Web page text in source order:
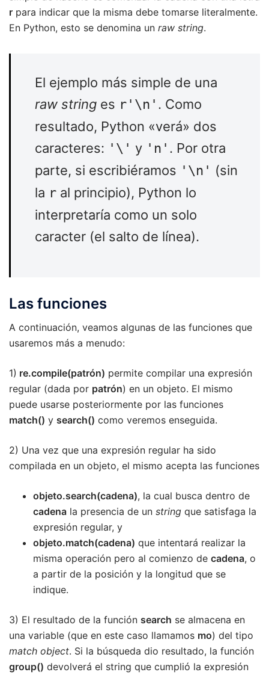
r para indicar que la misma debe tomarse literalmente.
En Python, esto se denomina un raw string.
El ejemplo más simple de una
raw string es r'\n' . Como
resultado, Python «verá» dos
caracteres: '\' y 'n' . Por otra
parte, si escribiéramos '\n' (sin
la r al principio), Python lo
interpretaría como un solo
caracter (el salto de línea).
Las funciones
A continuación, veamos algunas de las funciones que
usaremos más a menudo:
1) re.compile(patrón) permite compilar una expresión
regular (dada por patrón) en un objeto. El mismo
puede usarse posteriormente por las funciones
match() y search() como veremos enseguida.
2) Una vez que una expresión regular ha sido
compilada en un objeto, el mismo acepta las funciones
objeto.search(cadena), la cual busca dentro de
cadena la presencia de un string que satisfaga la
expresión regular, y
objeto.match(cadena) que intentará realizar la
misma operación pero al comienzo de cadena, o
a partir de la posición y la longitud que se
indique.
3) El resultado de la función search se almacena en
una variable (que en este caso llamamos mo) del tipo
match object. Si la búsqueda dio resultado, la función
group() devolverá el string que cumplió la expresión